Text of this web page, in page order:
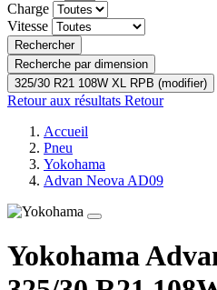
Charge
Vitesse
Rechercher
Recherche par dimension
325/30 R21 108W XL RPB (modifier)
Retour aux résultats Retour
Accueil
Pneu
Yokohama
Advan Neova AD09
Yokohama